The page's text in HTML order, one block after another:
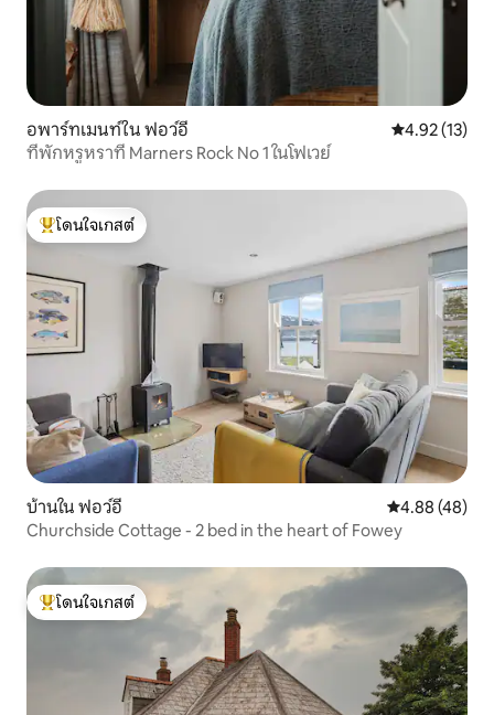
อพาร์ทเมนท์ใน ฟอว์อี คะแนนเฉลี่ย
4.92 (13)
ที่พักหรูหราที่ Marners Rock No 1 ในโฟเวย์
โดนใจเกสต์ที่สุด
โดนใจเกสต์
บ้านใน ฟอว์อี คะแนนเฉลี่ย
4.88 (48)
Churchside Cottage - 2 bed in the heart of Fowey
โดนใจเกสต์ที่สุด
โดนใจเกสต์